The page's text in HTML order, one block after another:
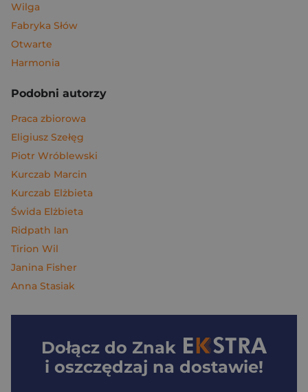
Wilga
Fabryka Słów
Otwarte
Harmonia
Podobni autorzy
Praca zbiorowa
Eligiusz Szełęg
Piotr Wróblewski
Kurczab Marcin
Kurczab Elżbieta
Świda Elżbieta
Ridpath Ian
Tirion Wil
Janina Fisher
Anna Stasiak
Dołącz do Znak
i oszczędzaj na dostawie!